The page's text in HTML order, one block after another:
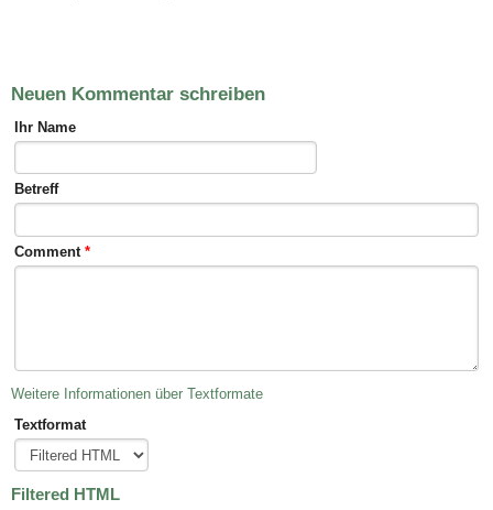
Neuen Kommentar schreiben
Ihr Name
Betreff
Comment *
Weitere Informationen über Textformate
Textformat
Filtered HTML